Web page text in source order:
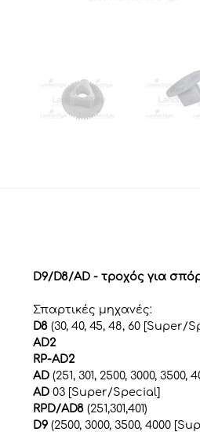
D9/D8/AD - τροχός για
Σπαρτικές μηχανές:
D8 (30, 40, 45, 48, 60 [Super/
AD2
RP-AD2
AD (251, 301, 2500, 3000, 3500,
AD 03 [Super/Special]
RPD/AD8 (251,301,401)
D9 (2500, 3000, 3500, 4000